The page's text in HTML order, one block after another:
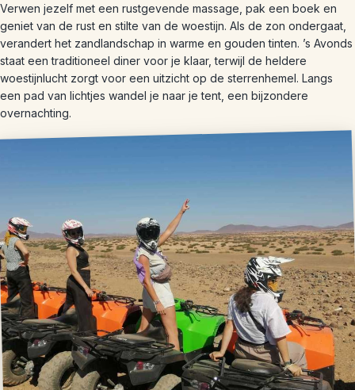
Verwen jezelf met een rustgevende massage, pak een boek en
geniet van de rust en stilte van de woestijn. Als de zon ondergaat,
verandert het zandlandschap in warme en gouden tinten. ’s Avonds
staat een traditioneel diner voor je klaar, terwijl de heldere
woestijnlucht zorgt voor een uitzicht op de sterrenhemel. Langs
een pad van lichtjes wandel je naar je tent, een bijzondere
overnachting.